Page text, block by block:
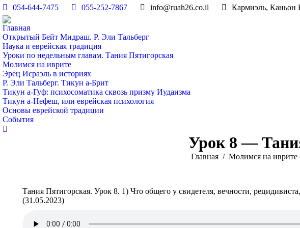
054-644-7475 055-252-7867 info@ruah26.co.il Кармиэль, Каньон
Главная
Открытый Бейт Мидраш. Р. Эли Тальберг
Наука и еврейская традиция
Уроки по недельным главам. Тания Пятигорская
Молимся на иврите
Эрец Исраэль в историях
Р. Эли Тальберг. Тикун а-Брит
Тикун а-Гуф: психосоматика сквозь призму Иудаизма
Тикун а-Нефеш, или еврейская психология
Основы еврейской традиции
События
Поиск:
Урок 8 —
Вы здесь:
Главная Молимся на иврите
Тания Пятигорская. Урок 8. 1) Что общего у свидетеля, вечности,
(31.05.2023)